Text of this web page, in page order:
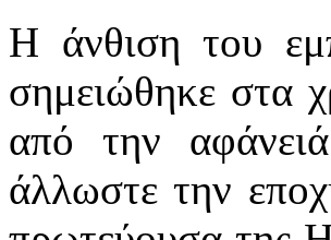
Η άνθιση του
σημειώθηκε στα
από την
άλλωστε την